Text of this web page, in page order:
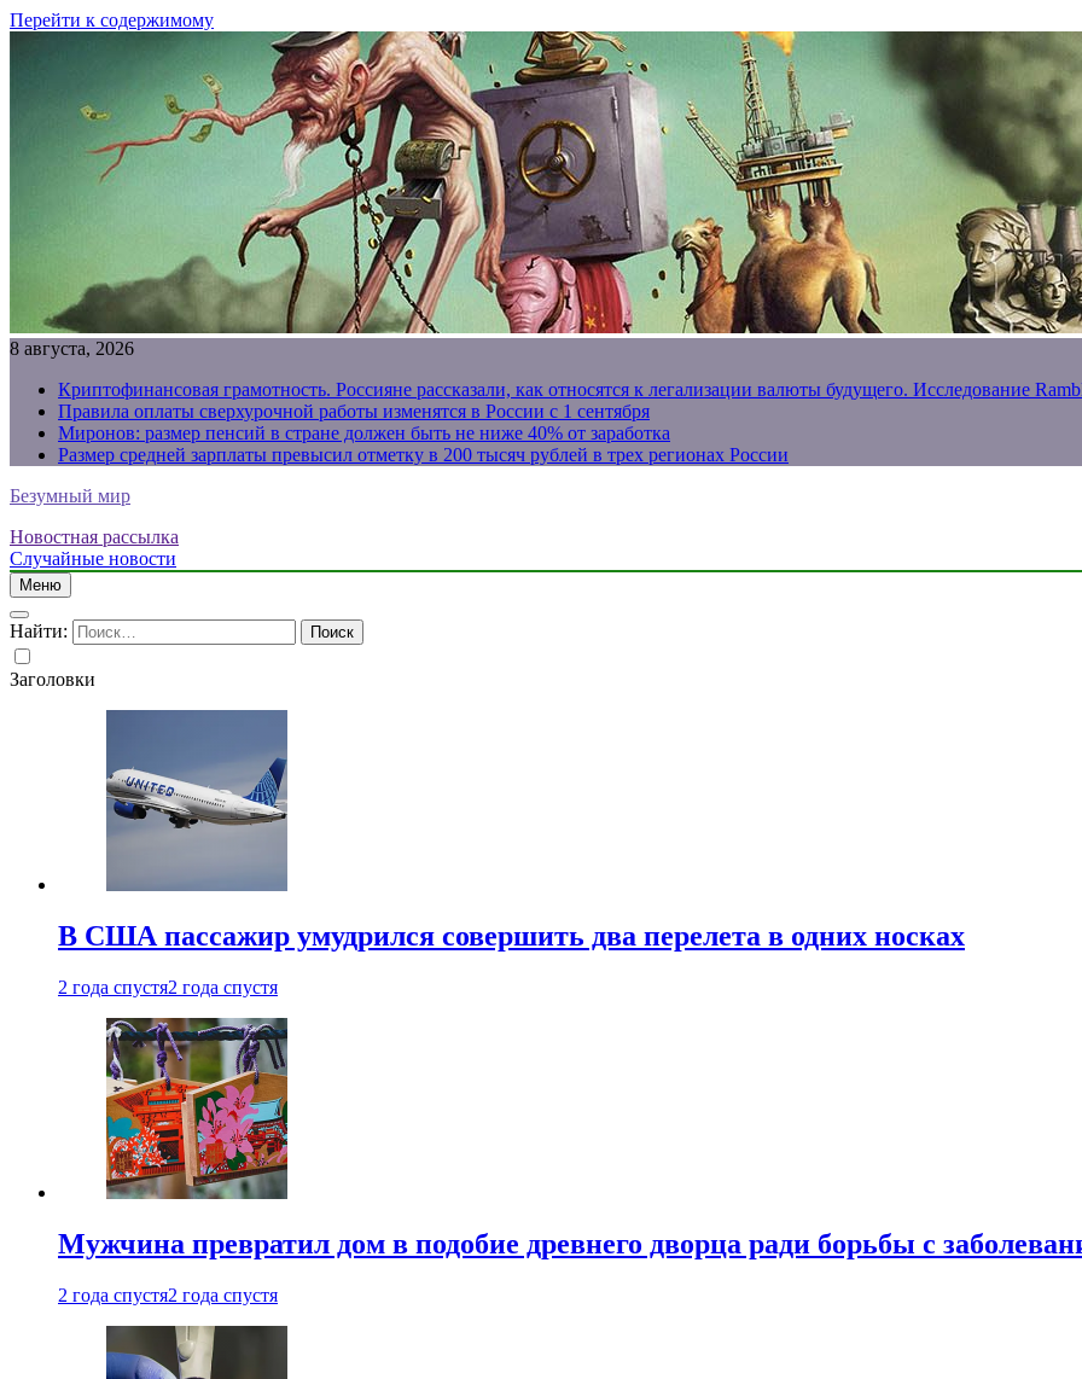
Перейти к содержимому
8 августа, 2026
Криптофинансовая грамотность. Россияне рассказали, как относятся к легализации валюты будущего. Исследование
Правила оплаты сверхурочной работы изменятся в России с 1 сентября
Миронов: размер пенсий в стране должен быть не ниже 40% от заработка
Размер средней зарплаты превысил отметку в 200 тысяч рублей в трех регионах России
Безумный мир
Новостная рассылка
Случайные новости
Меню
Найти:
Заголовки
В США пассажир умудрился совершить два перелета в одних носках
2 года спустя2 года спустя
Мужчина превратил дом в подобие древнего дворца ради борьбы с
2 года спустя2 года спустя